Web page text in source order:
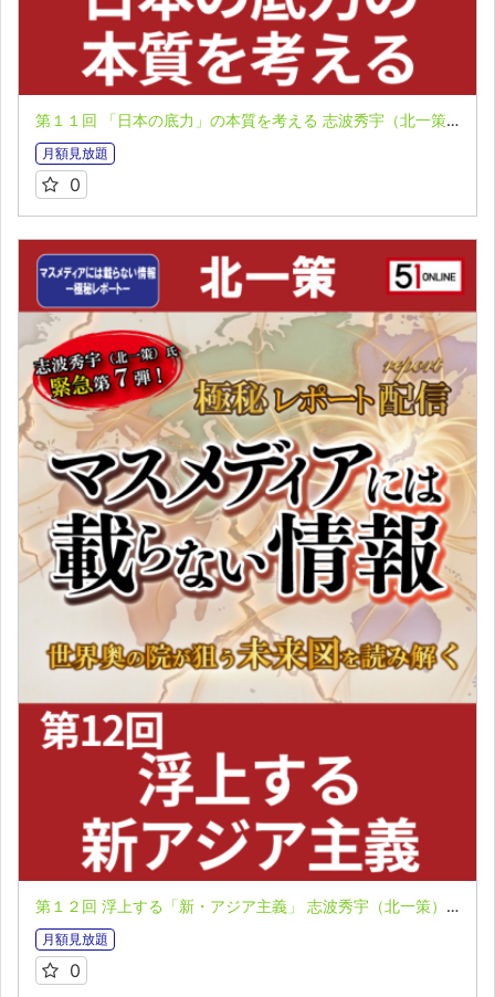
第１１回 「日本の底力」の本質を考える 志波秀宇（北一策）氏 マスメディアには載らない情報 極秘レポート第７弾
月額見放題
0
第１２回 浮上する「新・アジア主義」 志波秀宇（北一策）氏 マスメディアには載らない情報 極秘レポート第７弾
月額見放題
0